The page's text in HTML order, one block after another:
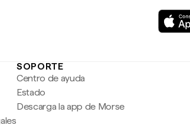
SOPORTE
Centro de ayuda
Estado
Descarga la app de Morse